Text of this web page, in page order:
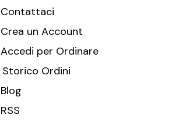
Contattaci
Crea un Account
Accedi per Ordinare
Storico Ordini
Blog
RSS